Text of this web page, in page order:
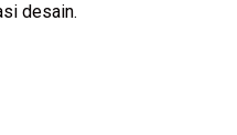
desain.